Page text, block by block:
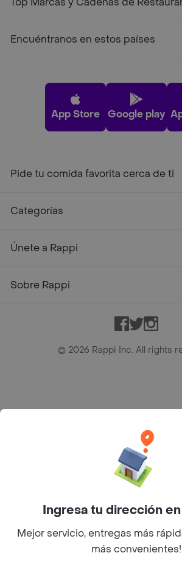
Encuéntranos en estos países
App Store Google play
Pide tu comida favorita cerca de ti
Categorías
Únete a Rappi
Sobre Rappi
Facebook
Twitter
© 2026 Rappi Inc. All rights
Bogotá D.C. ---
Ingresa tu dirección
Mejor servicio, entregas más
más convenientes!